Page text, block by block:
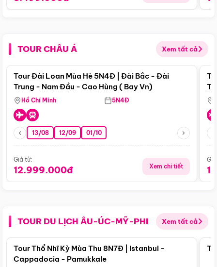
TOUR CHÂU Á Xem tất cả
Điểm nổi bật
Tour Đài Loan Mùa Hè 5N4Đ | Đài Bắc - Đài
Trung - Nam Đầu - Cao Hùng ( Bay Vn)
Hồ Chí Minh 5N4Đ
13/08 12/09 01/10
Giá từ:
12.999.000đ Xem chi tiết
TOUR DU LỊCH ÂU-ÚC-MỸ-PHI Xem tất cả
Điểm nổi bật
Tour Thổ Nhĩ Kỳ Mùa Thu 8N7Đ | Istanbul -
Cappadocia - Pamukkale